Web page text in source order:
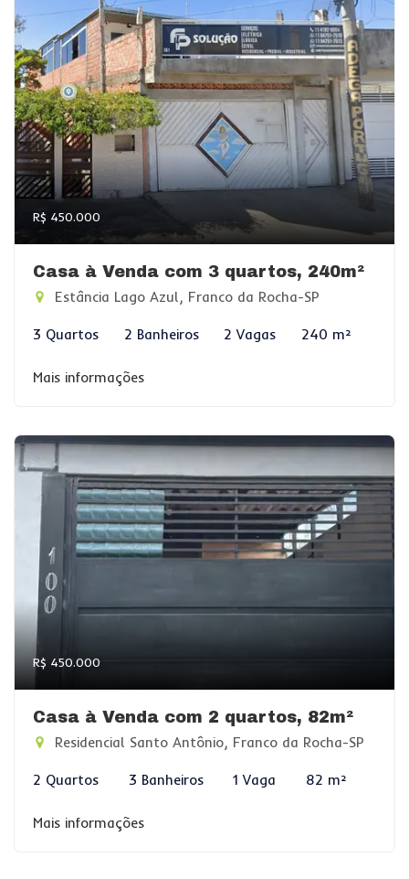
R$ 450.000
Casa à Venda com 3 quartos, 240m²
Estância Lago Azul, Franco da Rocha-SP
3 Quartos 2 Banheiros 2 Vagas 240 m²
Mais informações
R$ 450.000
Casa à Venda com 2 quartos, 82m²
Residencial Santo Antônio, Franco da Rocha-SP
2 Quartos 3 Banheiros 1 Vaga 82 m²
Mais informações